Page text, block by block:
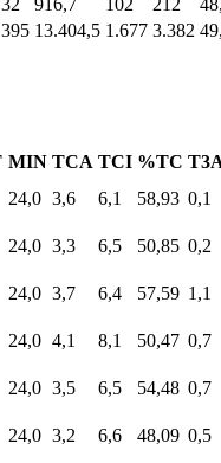
31 904,0 100 217
87 3.140,2 365 775
32 916,7 102 212
MIN TCA TCI %TC
24,0 3,6 6,1 58,93 0,1
24,0 3,3 6,5 50,85 0,2